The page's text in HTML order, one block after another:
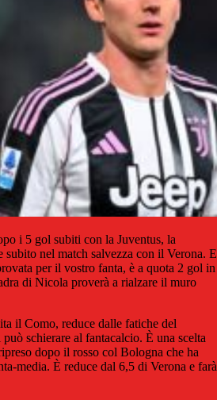
i 5 gol subiti con la Juventus, la
subito nel match salvezza con il Verona. E
per il vostro fanta, è a quota 2 gol in
di Nicola proverà a rialzare il muro
il Como, reduce dalle fatiche del
schierare al fantacalcio. È una scelta
dopo il rosso col Bologna che ha
media. È reduce dal 6,5 di Verona e farà